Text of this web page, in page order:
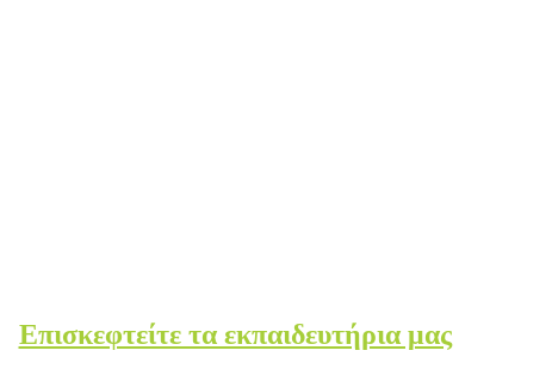
Επισκεφτείτε τα εκπαιδευτήρια μας